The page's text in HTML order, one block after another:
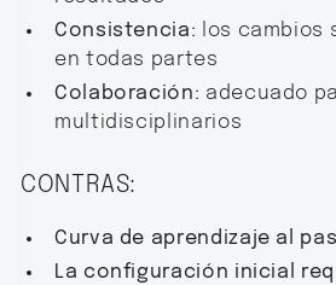
Consistencia: los cambios
en todas partes
Colaboración: adecuado
multidisciplinarios
CONTRAS:
Curva de aprendizaje al
La configuración inicial